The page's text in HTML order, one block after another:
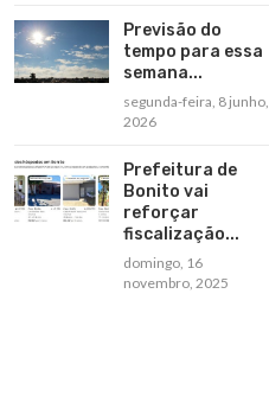
Previsão do
tempo para essa
semana...
segunda-feira, 8 junho,
2026
Prefeitura de
Bonito vai
reforçar
fiscalização...
domingo, 16
novembro, 2025